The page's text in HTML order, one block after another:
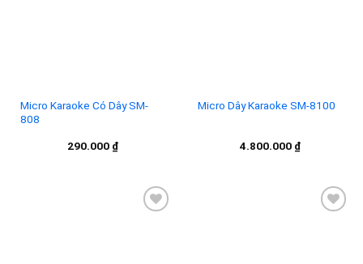
Micro Karaoke Có Dây SM-
808
290.000 ₫
Micro Dây Karaoke SM-8100
4.800.000 ₫